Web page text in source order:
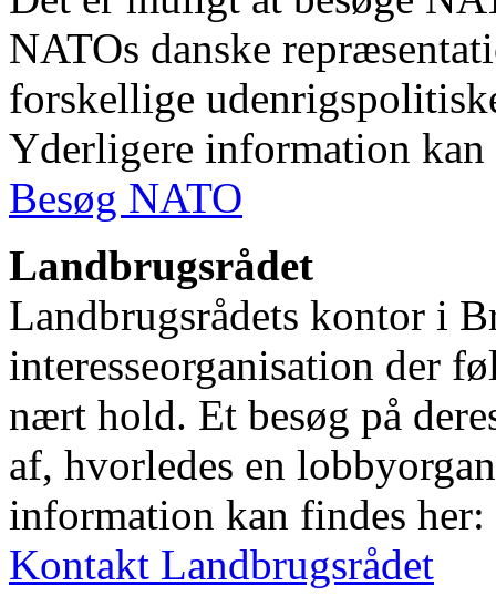
NATOs danske
forskellige
Yderligere information kan
Besøg NATO
Landbrugsrådet
Landbrugsrådets kontor i
interesseorganisation der
nært hold. Et besøg på
af, hvorledes en
information kan findes her:
Kontakt Landbrugsrådet